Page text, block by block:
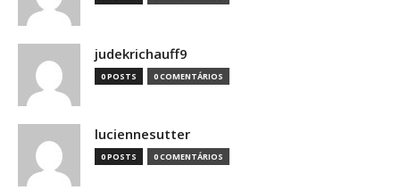
judekrichauff9
0 POSTS 0 COMENTÁRIOS
luciennesutter
0 POSTS 0 COMENTÁRIOS